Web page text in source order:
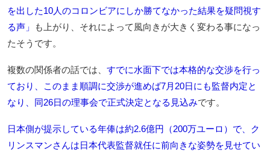
を出した10人のコロンビアにしか勝てなかった結果を疑問視す
る声」
も上がり、それによって風向きが大きく変わる事になっ
たそうです。
複数の関係者の話では、 すでに水面下では本格的な交渉を行っ
ており、このまま順調に交渉が進めば7月20日にも監督内定と
なり、同26日の理事会で正式決定となる見込みです。
日本側が提示している年俸は約2.6億円（200万ユーロ）で、ク
リンスマンさんは日本代表監督就任に前向きな姿勢を見せてい